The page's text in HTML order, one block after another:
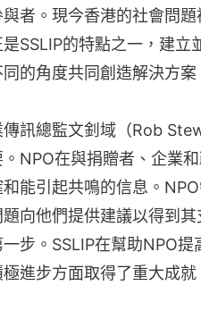
者。現今香港的社會問
SSLIP的特點之一，建立
的角度共同創造解決方案
訊總監文釗域（Rob
NPO在與捐贈者、企業
能引起共鳴的信息。
向他們提供建議以得到
步。SSLIP在幫助NPO
進步方面取得了重大成就